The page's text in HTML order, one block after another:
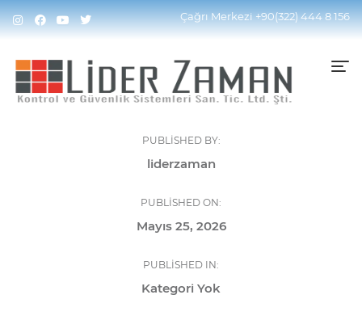
Çağrı Merkezi+90(322) 444 8 156
PUBLISHED BY:
liderzaman
PUBLISHED ON:
Mayıs 25, 2026
PUBLISHED IN:
Kategori Yok